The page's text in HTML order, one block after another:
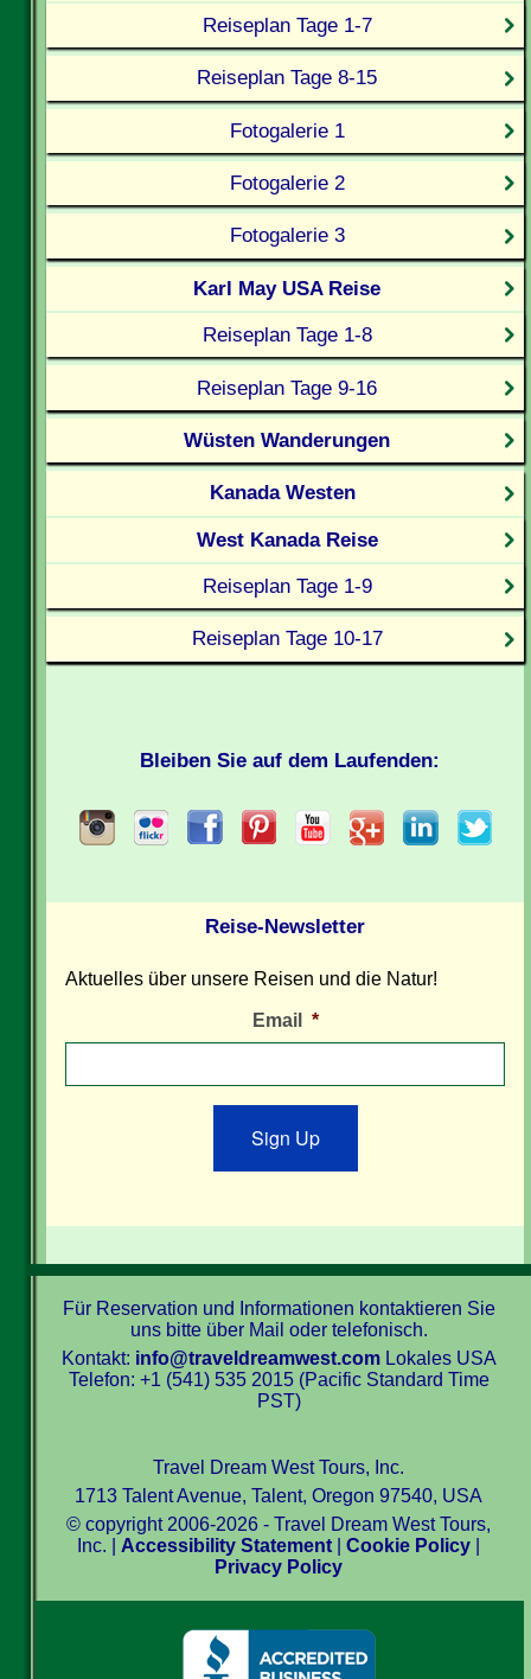
Reiseplan Tage 1-7
Reiseplan Tage 8-15
Fotogalerie 1
Fotogalerie 2
Fotogalerie 3
Karl May USA Reise
Reiseplan Tage 1-8
Reiseplan Tage 9-16
Wüsten Wanderungen
Kanada Westen
West Kanada Reise
Reiseplan Tage 1-9
Reiseplan Tage 10-17
Bleiben Sie auf dem Laufenden:
Reise-Newsletter
Aktuelles über unsere Reisen und die Natur!
Email *
Sign Up
Für Reservation und Informationen kontaktieren Sie
uns bitte über Mail oder telefonisch.
Kontakt: info@traveldreamwest.comLokales USA
Telefon: +1 (541) 535 2015 (Pacific Standard Time
PST)
Travel Dream West Tours, Inc.
1713 Talent Avenue, Talent, Oregon 97540, USA
© copyright 2006-2026 - Travel Dream West Tours,
Inc. | Accessibility Statement |Cookie Policy
Privacy Policy